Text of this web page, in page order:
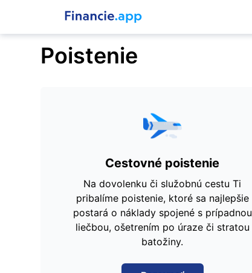
Poistenie
Cestovné poistenie
Na dovolenku či služobnú cestu Ti
pribalíme poistenie, ktoré sa najlepšie
postará o náklady spojené s prípadnou
liečbou, ošetrením po úraze či stratou
batožiny.